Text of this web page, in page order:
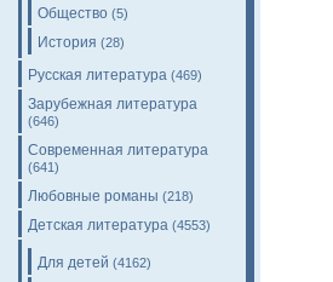
Общество (5)
История (28)
Русская литература (469)
Зарубежная литература
(646)
Современная литература
(641)
Любовные романы (218)
Детская литература (4553)
Для детей (4162)